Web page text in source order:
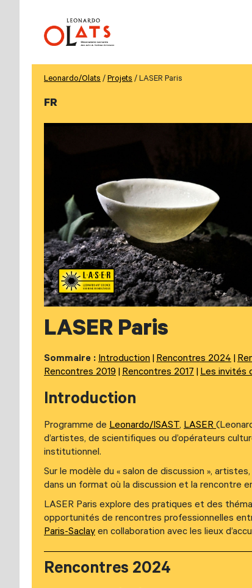
Leonardo/Olats / Projets / LASER Paris
FR
LASER Paris
Sommaire : Introduction Rencontres 2024
Rencontres 2019 Rencontres 2017 Les invités
Introduction
Programme de Leonardo/ISAST, LASER
d’artistes, de scientifiques ou d’opérateurs
institutionnel.
Sur le modèle du « salon de discussion »,
dans un format où la discussion et la rencontre
LASER Paris explore des pratiques et des
opportunités de rencontres professionnelles
Paris-Saclay en collaboration avec les lieux
Rencontres 2024